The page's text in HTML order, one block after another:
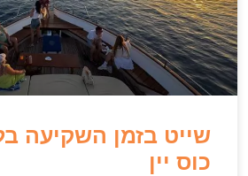
שייט בזמן השקיעה
כוס יין